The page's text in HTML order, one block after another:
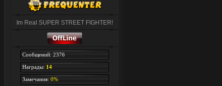
Im Real SUPER STREET FIGHTER!
Сообщений: 2376
Награды: 14
Замечания: 0%